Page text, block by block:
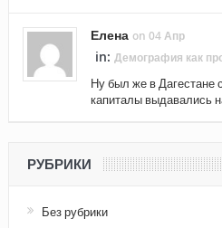
Елена on 04 Апр
in: Демография как
Ну был же в Дагестане
капиталы выдавались
РУБРИКИ
Без рубрики